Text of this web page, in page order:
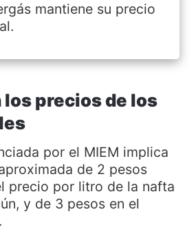
mantiene su precio
los precios de los
por el MIEM implica
de 2 pesos
precio por litro de la nafta
y de 3 pesos en el